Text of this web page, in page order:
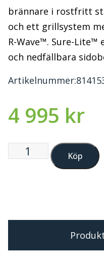
brännare i rostfritt
och ett grillsystem
R-Wave™. Sure-
och nedfällbara
Artikelnummer:
4 995 kr
Köp